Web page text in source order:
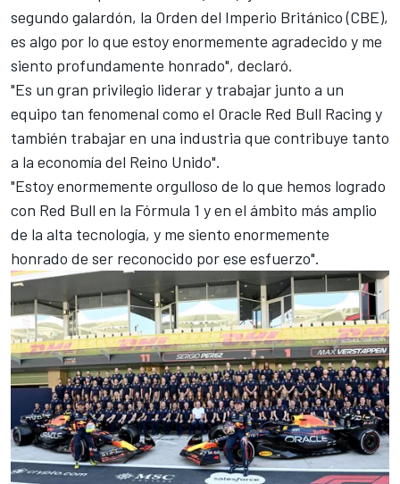
segundo galardón, la Orden del Imperio Británico (CBE),
es algo por lo que estoy enormemente agradecido y me
siento profundamente honrado", declaró.
"Es un gran privilegio liderar y trabajar junto a un
equipo tan fenomenal como el Oracle Red Bull Racing y
también trabajar en una industria que contribuye tanto
a la economía del Reino Unido".
"Estoy enormemente orgulloso de lo que hemos logrado
con Red Bull en la Fórmula 1 y en el ámbito más amplio
de la alta tecnología, y me siento enormemente
honrado de ser reconocido por ese esfuerzo".